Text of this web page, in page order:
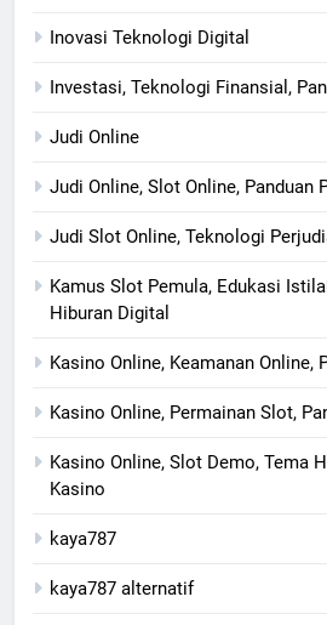
Inovasi Teknologi Digital
Investasi, Teknologi Finansial,
Judi Online
Judi Online, Slot Online, Panduan
Judi Slot Online, Teknologi
Kamus Slot Pemula, Edukasi
Hiburan Digital
Kasino Online, Keamanan Online,
Kasino Online, Permainan Slot,
Kasino Online, Slot Demo, Tema
Kasino
kaya787
kaya787 alternatif